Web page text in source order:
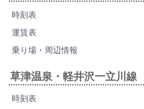
時刻表
運賃表
乗り場・周辺情報
草津温泉・軽井沢一立川線
時刻表